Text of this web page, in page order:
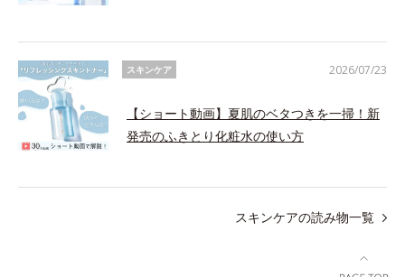
スキンケア
【ショート動画】夏肌のベタつきを一掃！新
発売のふきとり化粧水の使い方
2026/07/23
スキンケアの読み物一覧